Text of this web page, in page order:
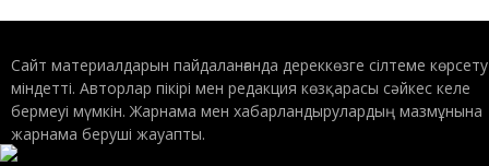
Сайт материалдарын пайдаланғанда дереккөзге сілтеме көрсету
міндетті. Авторлар пікірі мен редакция көзқарасы сәйкес келе
бермеуі мүмкін. Жарнама мен хабарландырулардың мазмұнына
жарнама беруші жауапты.